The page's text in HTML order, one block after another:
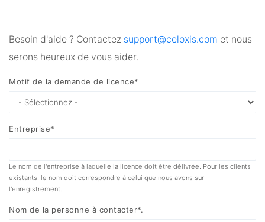
Besoin d'aide ? Contactez support@celoxis.com et nous
serons heureux de vous aider.
Motif de la demande de licence*
Entreprise*
Le nom de l'entreprise à laquelle la licence doit être délivrée. Pour les clients
existants, le nom doit correspondre à celui que nous avons sur
l'enregistrement.
Nom de la personne à contacter*.